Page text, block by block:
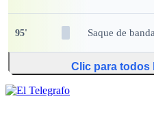
95' Saque de banda
Clic para todos